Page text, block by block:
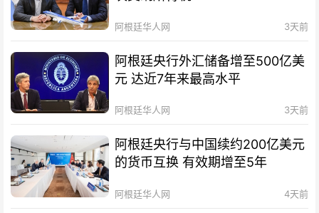
阿根廷华人网 3天前
阿根廷央行外汇储备增至500亿美
元 达近7年来最高水平
阿根廷华人网 3天前
阿根廷央行与中国续约200亿美元
的货币互换 有效期增至5年
阿根廷华人网 4天前